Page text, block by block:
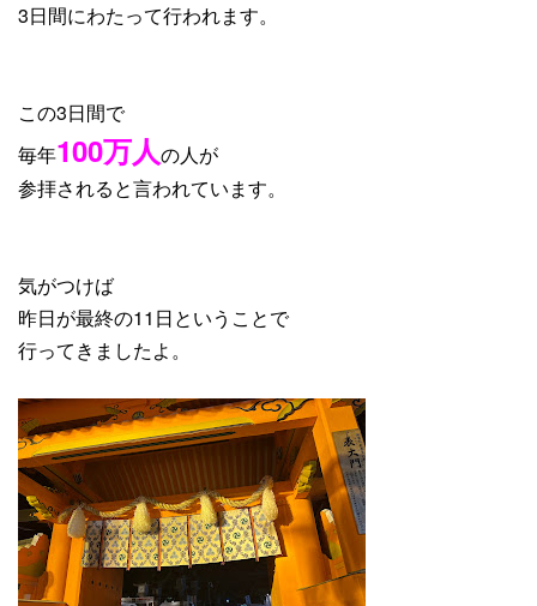
3日間にわたって行われます。
この3日間で
毎年100万人の人が
参拝されると言われています。
気がつけば
昨日が最終の11日ということで
行ってきましたよ。